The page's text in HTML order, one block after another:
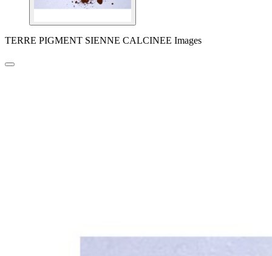
TERRE PIGMENT SIENNE CALCINEE Images